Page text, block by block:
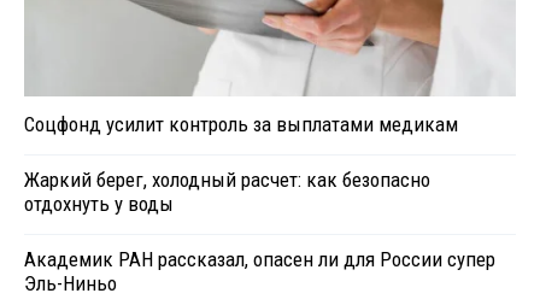
Соцфонд усилит контроль за выплатами медикам
Жаркий берег, холодный расчет: как безопасно
отдохнуть у воды
Академик РАН рассказал, опасен ли для России супер
Эль-Ниньо